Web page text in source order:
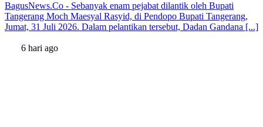
BagusNews.Co - Sebanyak enam pejabat dilantik oleh Bupati
Tangerang Moch Maesyal Rasyid, di Pendopo Bupati Tangerang,
Jumat, 31 Juli 2026. Dalam pelantikan tersebut, Dadan Gandana [...]
6 hari ago